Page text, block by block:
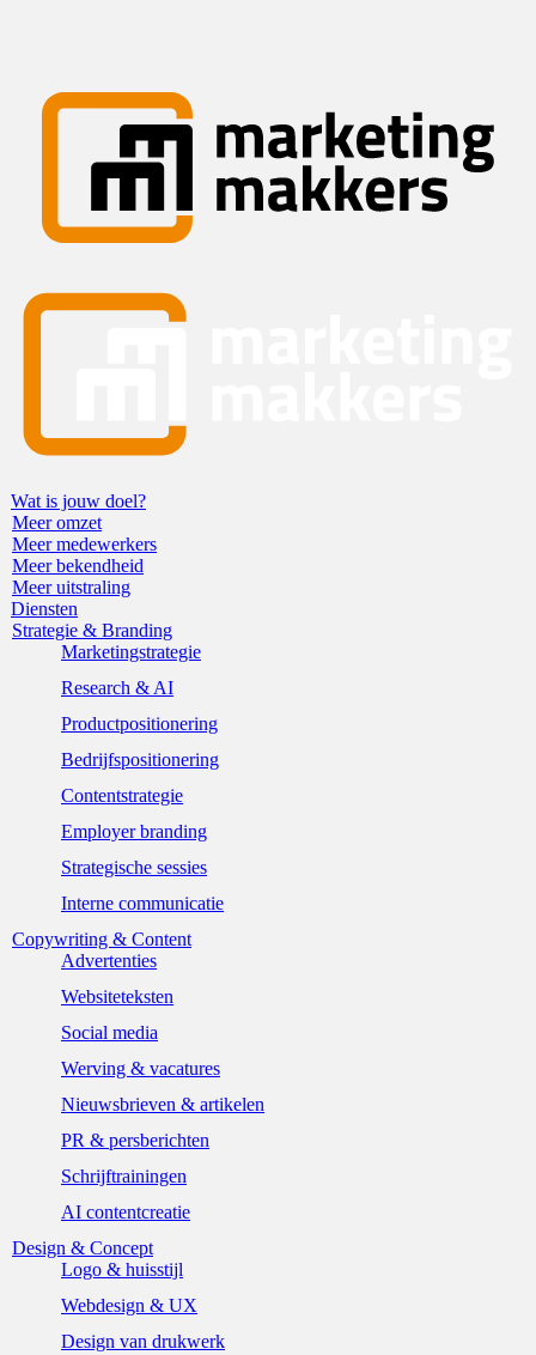
Wat is jouw doel?
Meer omzet
Meer medewerkers
Meer bekendheid
Meer uitstraling
Diensten
Strategie & Branding
Marketingstrategie
Research & AI
Productpositionering
Bedrijfspositionering
Contentstrategie
Employer branding
Strategische sessies
Interne communicatie
Copywriting & Content
Advertenties
Websiteteksten
Social media
Werving & vacatures
Nieuwsbrieven & artikelen
PR & persberichten
Schrijftrainingen
AI contentcreatie
Design & Concept
Logo & huisstijl
Webdesign & UX
Design van drukwerk